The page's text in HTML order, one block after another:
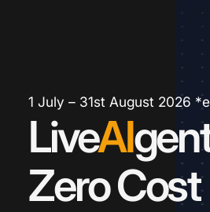
1 July – 31st August 2026
LiveAI
Zero Cost